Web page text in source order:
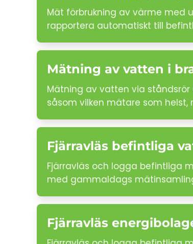
Mät förbrukning av värme med
rapportera automatiskt till
Mätning av vatten i
Mätning av vatten via
såsom vilken mätare som
Fjärravläs befintliga
Fjärravläs och logga befintliga
med gammaldags
Fjärravläs